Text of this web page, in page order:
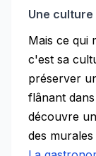
Une
Mais ce qui
c'est sa
préserver
flânant
découvre
des